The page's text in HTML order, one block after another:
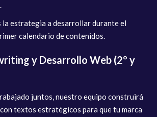
la estrategia a desarrollar durante el
calendario de contenidos.
y Desarrollo Web (2º y
juntos, nuestro equipo construirá
textos estratégicos para que tu marca